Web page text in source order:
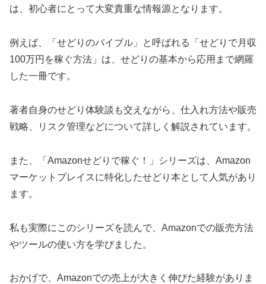
は、初心者にとって大変貴重な情報源となります。
例えば、「せどりのバイブル」と呼ばれる「せどりで月収
100万円を稼ぐ方法」は、せどりの基本から応用まで網羅
した一冊です。
著者自身のせどり体験談も交えながら、仕入れ方法や販売
戦略、リスク管理などについて詳しく解説されています。
また、「Amazonせどりで稼ぐ！」シリーズは、Amazon
マーケットプレイスに特化したせどり本として人気があり
ます。
私も実際にこのシリーズを読んで、Amazonでの販売方法
やツールの使い方を学びました。
おかげで、Amazonでの売上が大きく伸びた経験がありま